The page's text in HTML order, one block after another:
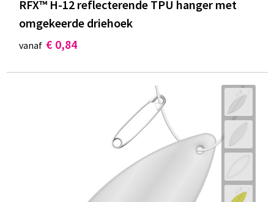
RFX™ H-12 reflecterende TPU hanger met
omgekeerde driehoek
vanaf € 0,84